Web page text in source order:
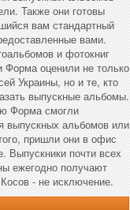
Также они готовы
вам стандартный
вами.
и фотокниг
Форма оценили не только
Украины, но и те, кто
выпускные альбомы.
Форма смогли
выпускных альбомов или
пришли они в офис
Выпускники почти всех
ежегодно получают
- не исключение.